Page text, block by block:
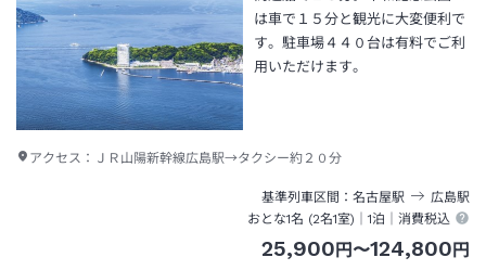
は車で１５分と観光に大変便利で
す。駐車場４４０台は有料でご利
用いただけます。
アクセス： ＪＲ山陽新幹線広島駅→タクシー約２０分
基準列車区間 名古屋駅 広島駅
おとな1名 (2名1室)｜1泊 ｜消費税込
25,900円〜124,800円